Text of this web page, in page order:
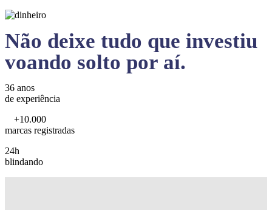
Não deixe tudo que investiu
voando solto por aí.
36 anos
de experiência
+10.000
marcas registradas
24h
blindando